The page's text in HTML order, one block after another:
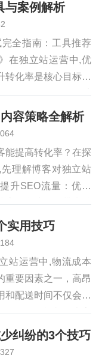
与案例解析
完全指南：工具推荐
在独立站运营中,优
转化率是核心目标之
B Testing）是一种
，能够帮助运营者
容策略全解析
能提高转化率？在探
理解博客对独立站
升SEO流量：优质
索引擎流量，带来精
与权威能增强用户对
实用技巧
站运营中,物流成本
重要因素之一，高昂
和配送时间不仅会影
验，还可能削弱卖家
何有效降低物流成
纠纷的3个技巧